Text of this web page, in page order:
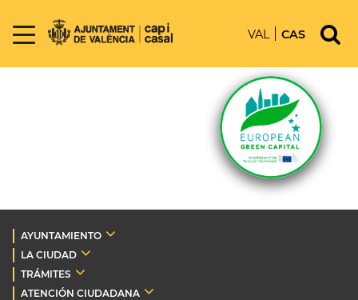
VAL CAS
AYUNTAMIENTO
LA CIUDAD
TRÁMITES
ATENCIÓN CIUDADANA